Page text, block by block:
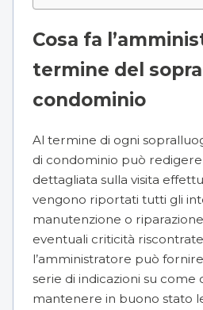
Cosa fa
termine del
condominio
Al termine di ogni
di condominio può
dettagliata sulla visita
vengono riportati tutti gli
manutenzione o
eventuali criticità
l’amministratore può
serie di indicazioni su
mantenere in buono stato